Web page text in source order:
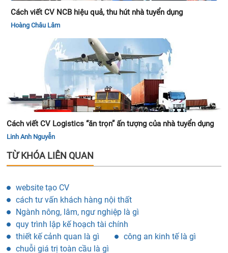
Cách viết CV NCB hiệu quả, thu hút nhà tuyển dụng
Hoàng Châu Lâm
Cách viết CV Logistics “ăn trọn” ấn tượng của nhà tuyển dụng
Linh Anh Nguyễn
TỪ KHÓA LIÊN QUAN
website tạo CV
cách tư vấn khách hàng nội thất
Ngành nông, lâm, ngư nghiệp là gì
quy trình lập kế hoạch tài chính
thiết kế cảnh quan là gì
công an kinh tế là gì
chuỗi giá trị toàn cầu là gì